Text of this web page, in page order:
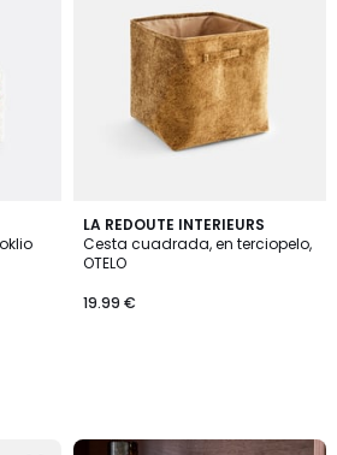
LA REDOUTE INTERIEURS
Cesta cuadrada, en terciopelo,
OTELO
19.99 €